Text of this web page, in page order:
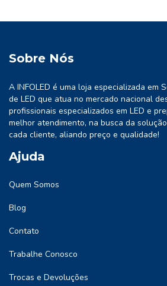
Sobre Nós
A INFOLED é uma loja especializada em
de LED que atua no mercado nacional
profissionais especializados em LED e
melhor atendimento, na busca da
cada cliente, aliando preço e qualidade!
Ajuda
Quem Somos
Blog
Contato
Trabalhe Conosco
Trocas e Devoluções